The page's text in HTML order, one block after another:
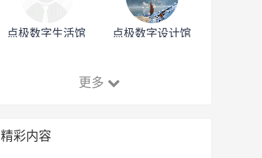
点极数字生活馆 点极数字设计馆
更多
精彩内容